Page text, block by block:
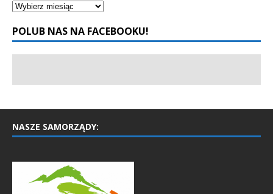
POLUB NAS NA FACEBOOKU!
NASZE SAMORZĄDY: